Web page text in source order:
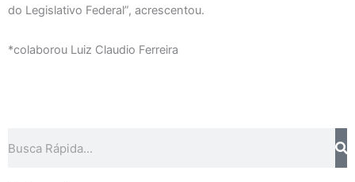
do Legislativo Federal”, acrescentou.
*colaborou Luiz Claudio Ferreira